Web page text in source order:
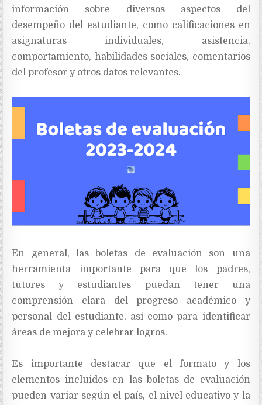
información sobre diversos aspectos del
desempeño del estudiante, como calificaciones en
asignaturas individuales, asistencia,
comportamiento, habilidades sociales, comentarios
del profesor y otros datos relevantes.
En general, las boletas de evaluación son una
herramienta importante para que los padres,
tutores y estudiantes puedan tener una
comprensión clara del progreso académico y
personal del estudiante, así como para identificar
áreas de mejora y celebrar logros.
Es importante destacar que el formato y los
elementos incluidos en las boletas de evaluación
pueden variar según el país, el nivel educativo y la